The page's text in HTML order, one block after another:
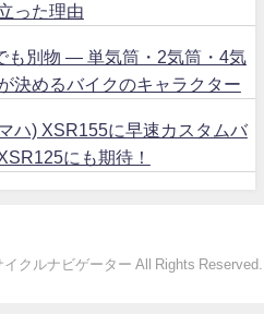
った理由
も別物 ― 単気筒・2気筒・4気
決めるバイクのキャラクター
ハ) XSR155に早速カスタムバ
にも期待！
クルナビゲーター All Rights Reserved.